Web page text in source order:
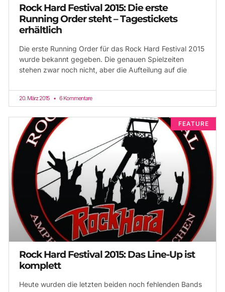
Rock Hard Festival 2015: Die erste
Running Order steht – Tagestickets
erhältlich
Die erste Running Order für das Rock Hard Festival 2015
wurde bekannt gegeben. Die genauen Spielzeiten
stehen zwar noch nicht, aber die Aufteilung auf die
20. März 2015 6 Kommentare
FEATURE
Rock Hard Festival 2015: Das Line-Up ist
komplett
Heute wurden die letzten beiden noch fehlenden Bands